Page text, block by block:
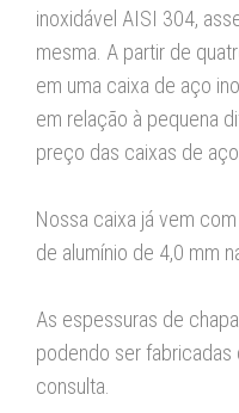
inoxidável AISI 304,
mesma. A partir de
em uma caixa de aço
em relação à pequena
preço das caixas de
Nossa caixa já vem
de alumínio de 4,0 mm
As espessuras de
podendo ser
consulta.